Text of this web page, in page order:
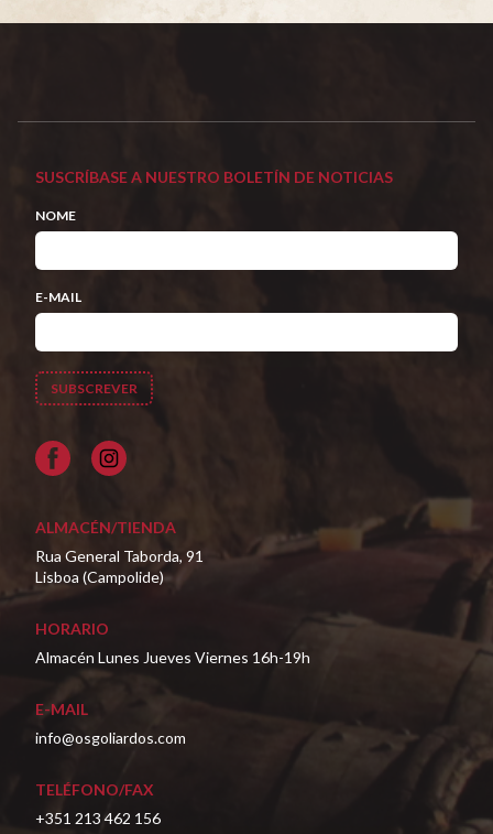
SUSCRÍBASE A NUESTRO BOLETÍN DE NOTICIAS
NOME
E-MAIL
Facebook
ALMACÉN/TIENDA
Rua General Taborda, 91
Lisboa (Campolide)
HORARIO
Almacén Lunes Jueves Viernes 16h-19h
E-MAIL
info@osgoliardos.com
TELÉFONO/FAX
+351 213 462 156